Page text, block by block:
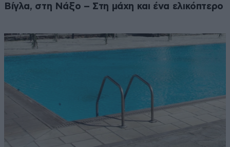
Βίγλα, στη Νάξο – Στη μάχη και ένα ελικόπτερο